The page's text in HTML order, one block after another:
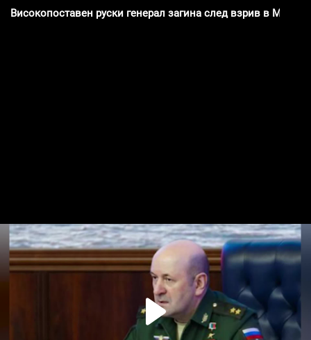
Високопоставен руски генерал загина след взрив в Москва